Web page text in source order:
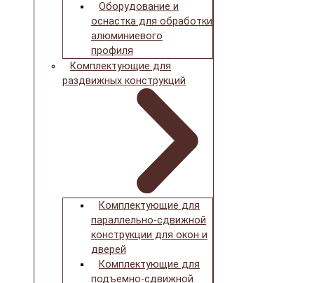
Оборудование и
оснастка для обработки
алюминиевого
профиля
Комплектующие для
раздвижных конструкций
Комплектующие для
параллельно-сдвижной
конструкции для окон и
дверей
Комплектующие для
подъемно-сдвижной